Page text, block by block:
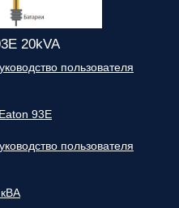
20kVA
пользователя
93E
пользователя